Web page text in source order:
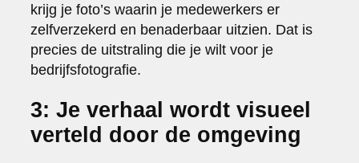
krijg je foto’s waarin je medewerkers er
zelfverzekerd en benaderbaar uitzien. Dat is
precies de uitstraling die je wilt voor je
bedrijfsfotografie.
3: Je verhaal wordt visueel
verteld door de omgeving